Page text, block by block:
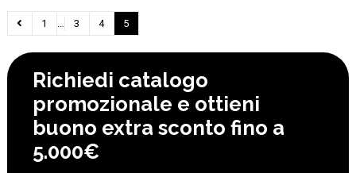
1 3 4 5
Richiedi catalogo
promozionale e ottieni
buono extra sconto fino a
5.000€